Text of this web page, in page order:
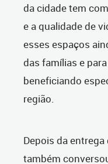
da cidade tem
e a qualidade de
esses espaços
das famílias e
beneficiando
região.
Depois da
também